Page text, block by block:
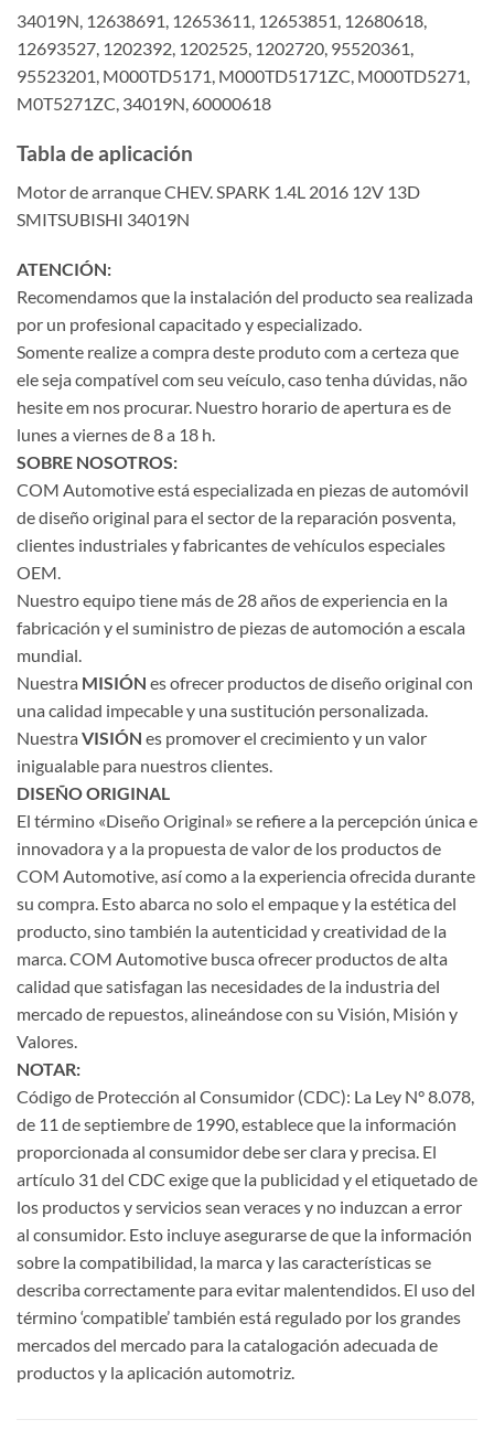
34019N, 12638691, 12653611, 12653851, 12680618,
12693527, 1202392, 1202525, 1202720, 95520361,
95523201, M000TD5171, M000TD5171ZC, M000TD5271,
M0T5271ZC, 34019N, 60000618
Tabla de aplicación
Motor de arranque CHEV. SPARK 1.4L 2016 12V 13D
SMITSUBISHI 34019N
ATENCIÓN:
Recomendamos que la instalación del producto sea realizada
por un profesional capacitado y especializado.
Somente realize a compra deste produto com a certeza que
ele seja compatível com seu veículo, caso tenha dúvidas, não
hesite em nos procurar. Nuestro horario de apertura es de
lunes a viernes de 8 a 18 h.
SOBRE NOSOTROS:
COM Automotive está especializada en piezas de automóvil
de diseño original para el sector de la reparación posventa,
clientes industriales y fabricantes de vehículos especiales
OEM.
Nuestro equipo tiene más de 28 años de experiencia en la
fabricación y el suministro de piezas de automoción a escala
mundial.
Nuestra MISIÓN es ofrecer productos de diseño original con
una calidad impecable y una sustitución personalizada.
Nuestra VISIÓN es promover el crecimiento y un valor
inigualable para nuestros clientes.
DISEÑO ORIGINAL
El término «Diseño Original» se refiere a la percepción única e
innovadora y a la propuesta de valor de los productos de
COM Automotive, así como a la experiencia ofrecida durante
su compra. Esto abarca no solo el empaque y la estética del
producto, sino también la autenticidad y creatividad de la
marca. COM Automotive busca ofrecer productos de alta
calidad que satisfagan las necesidades de la industria del
mercado de repuestos, alineándose con su Visión, Misión y
Valores.
NOTAR:
Código de Protección al Consumidor (CDC): La Ley N° 8.078,
de 11 de septiembre de 1990, establece que la información
proporcionada al consumidor debe ser clara y precisa. El
artículo 31 del CDC exige que la publicidad y el etiquetado de
los productos y servicios sean veraces y no induzcan a error
al consumidor. Esto incluye asegurarse de que la información
sobre la compatibilidad, la marca y las características se
describa correctamente para evitar malentendidos. El uso del
término ‘compatible’ también está regulado por los grandes
mercados del mercado para la catalogación adecuada de
productos y la aplicación automotriz.